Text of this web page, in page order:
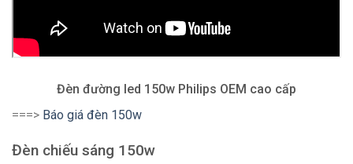
Đèn đường led 150w Philips OEM cao cấp
===> Báo giá đèn 150w
Đèn chiếu sáng 150w